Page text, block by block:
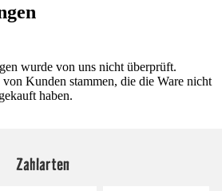
wurde von uns nicht überprüft.
Kunden stammen, die die Ware nicht
haben.
Zahlarten